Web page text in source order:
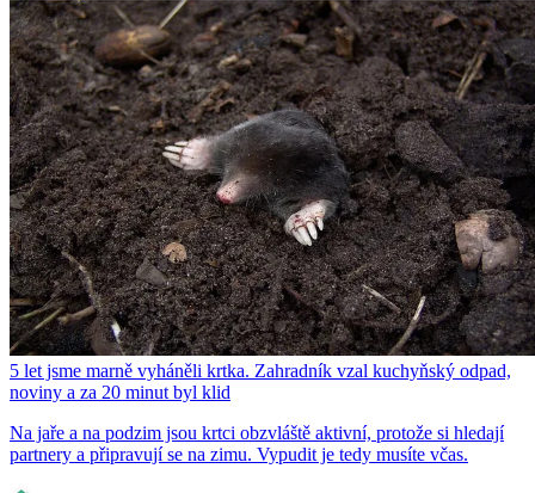
5 let jsme marně vyháněli krtka. Zahradník vzal kuchyňský odpad,
noviny a za 20 minut byl klid
Na jaře a na podzim jsou krtci obzvláště aktivní, protože si hledají
partnery a připravují se na zimu. Vypudit je tedy musíte včas.